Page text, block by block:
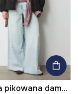
Kurtka pikowana damska